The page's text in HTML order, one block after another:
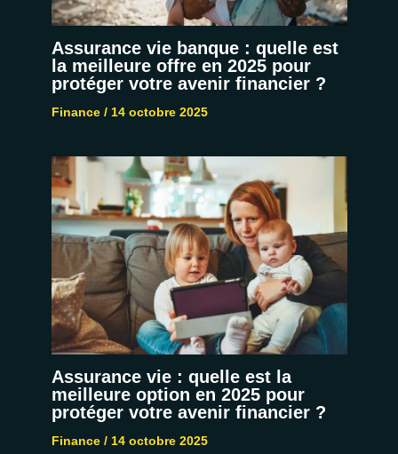
Assurance vie banque : quelle est
la meilleure offre en 2025 pour
protéger votre avenir financier ?
Finance/ 14 octobre 2025
Assurance vie : quelle est la
meilleure option en 2025 pour
protéger votre avenir financier ?
Finance/ 14 octobre 2025